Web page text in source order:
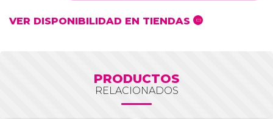
VER DISPONIBILIDAD EN TIENDAS
PRODUCTOS
RELACIONADOS